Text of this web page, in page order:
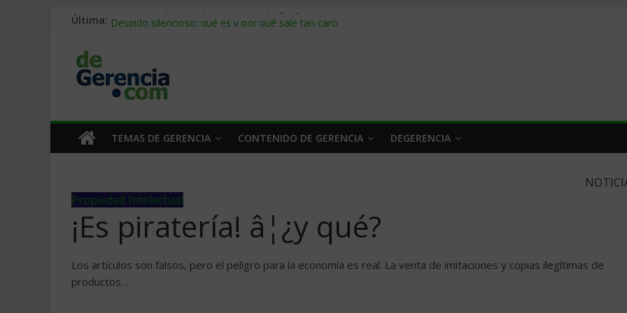
Última: Stablecoins para empresas: cómo pagar y cobrar en 2026
Trabajo forzoso en la cadena de suministro: qué hacer
Mercado hispano de EE. UU.: cómo segmentarlo y venderle
TEMAS DE GERENCIA CONTENIDO DE GERENCIA DEGERENCIA
Propiedad Intelectual
¡Es piratería! â¦¿y qué?
Los artículos son falsos, pero el peligro para la economía es real. La venta de imitaciones y copias ilegítimas de
productos…